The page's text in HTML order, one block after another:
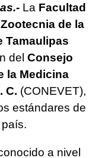
La Facultad
de la
Tamaulipas
del Consejo
la Medicina
C. (CONEVET),
estándares de
a nivel